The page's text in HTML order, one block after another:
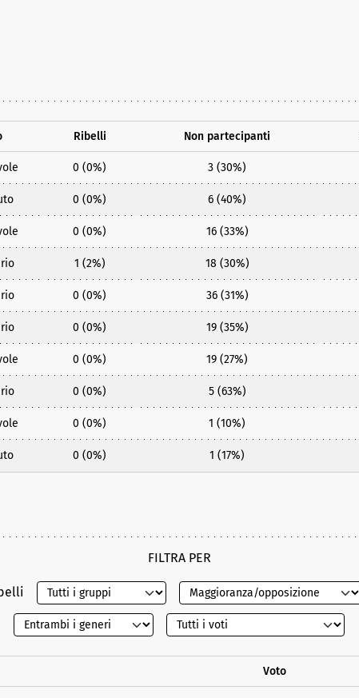
Ribelli Non partecipanti
0 (0%) 3 (30%)
0 (0%) 6 (40%)
0 (0%) 16 (33%)
1 (2%) 18 (30%)
0 (0%) 36 (31%)
0 (0%) 19 (35%)
0 (0%) 19 (27%)
0 (0%) 5 (63%)
0 (0%) 1 (10%)
0 (0%) 1 (17%)
FILTRA PER
Voto